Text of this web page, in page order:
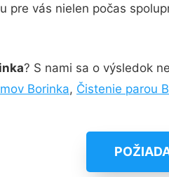
pre vás nielen počas
? S nami sa o výsledok
Borinka, Čistenie parou